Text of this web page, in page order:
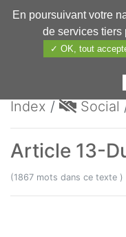
Pharmechange
Index / Social
Article 13-
(1867 mots dans ce texte
En poursuivant votre
de services tiers
✓ OK, tout